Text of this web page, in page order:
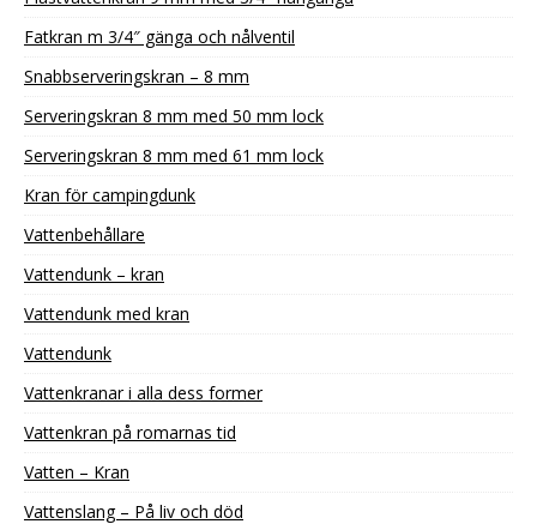
Fatkran m 3/4″ gänga och nålventil
Snabbserveringskran – 8 mm
Serveringskran 8 mm med 50 mm lock
Serveringskran 8 mm med 61 mm lock
Kran för campingdunk
Vattenbehållare
Vattendunk – kran
Vattendunk med kran
Vattendunk
Vattenkranar i alla dess former
Vattenkran på romarnas tid
Vatten – Kran
Vattenslang – På liv och död